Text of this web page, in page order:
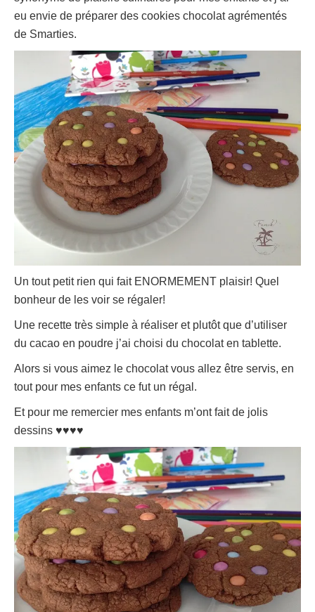
eu envie de préparer des cookies chocolat agrémentés
de Smarties.
Un tout petit rien qui fait ENORMEMENT plaisir! Quel
bonheur de les voir se régaler!
Une recette très simple à réaliser et plutôt que d’utiliser
du cacao en poudre j’ai choisi du chocolat en tablette.
Alors si vous aimez le chocolat vous allez être servis, en
tout pour mes enfants ce fut un régal.
Et pour me remercier mes enfants m’ont fait de jolis
dessins ♥♥♥♥